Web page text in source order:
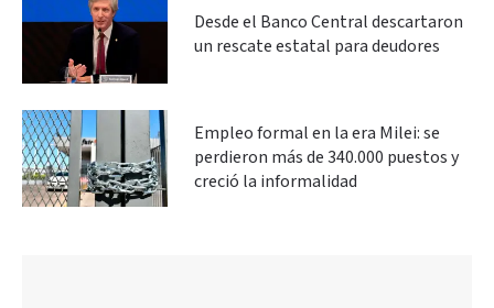
Desde el Banco Central descartaron
un rescate estatal para deudores
Empleo formal en la era Milei: se
perdieron más de 340.000 puestos y
creció la informalidad